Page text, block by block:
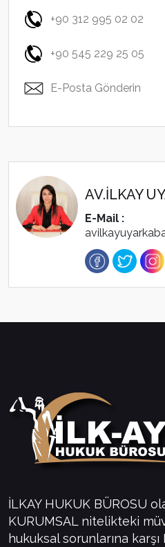
+90 312 995 02 02
+90 545 229 25 05
E-Posta Gönderin
AV.İLKAY
E-Mail :
İLKAY HUKUK BÜROSU
KURUMSAL nitelikteki
hukuksal sorunlarına